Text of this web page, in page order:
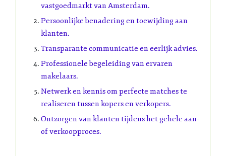
vastgoedmarkt van Amsterdam.
Persoonlijke benadering en toewijding aan
klanten.
Transparante communicatie en eerlijk advies.
Professionele begeleiding van ervaren
makelaars.
Netwerk en kennis om perfecte matches te
realiseren tussen kopers en verkopers.
Ontzorgen van klanten tijdens het gehele aan-
of verkoopproces.